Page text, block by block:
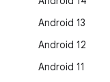
Android 13
Android 12
Android 11